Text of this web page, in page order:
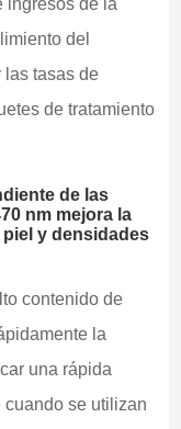
ingresos de la
del
las tasas de
de tratamiento
de las
nm mejora la
y densidades
contenido de
la
una rápida
se utilizan